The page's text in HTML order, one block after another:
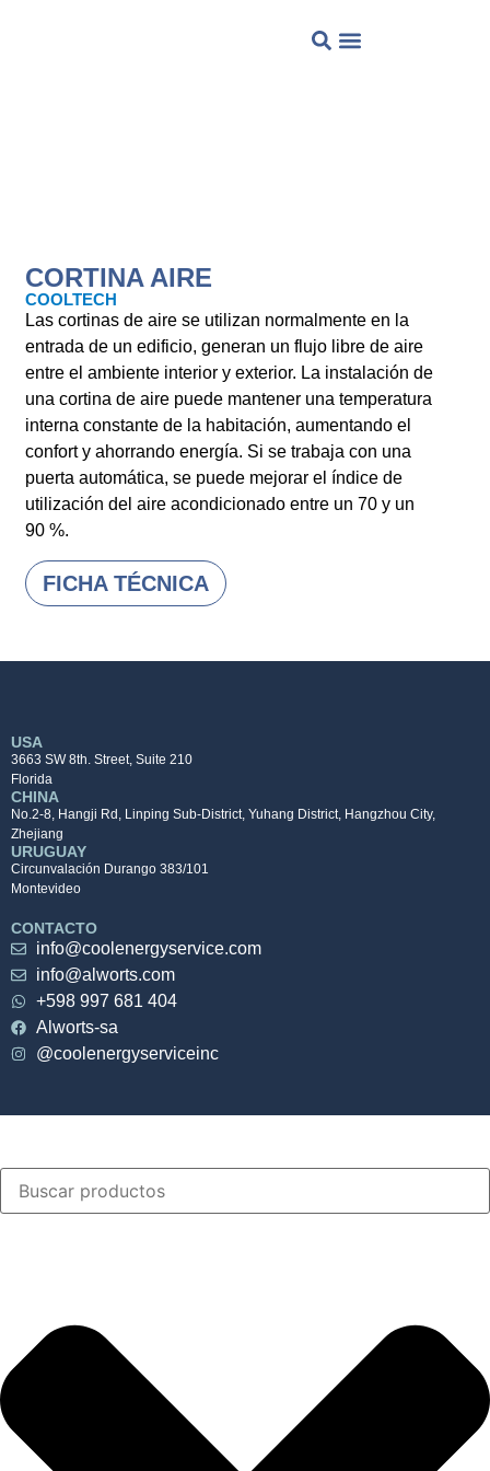
CORTINA AIRE
COOLTECH
Las cortinas de aire se utilizan normalmente en la
entrada de un edificio, generan un flujo libre de aire
entre el ambiente interior y exterior. La instalación de
una cortina de aire puede mantener una temperatura
interna constante de la habitación, aumentando el
confort y ahorrando energía. Si se trabaja con una
puerta automática, se puede mejorar el índice de
utilización del aire acondicionado entre un 70 y un
90 %.
FICHA TÉCNICA
USA
3663 SW 8th. Street, Suite 210
Florida
CHINA
No.2-8, Hangji Rd, Linping Sub-District, Yuhang District, Hangzhou City,
Zhejiang
URUGUAY
Circunvalación Durango 383/101
Montevideo
CONTACTO
info@coolenergyservice.com
info@alworts.com
+598 997 681 404
Alworts-sa
@coolenergyserviceinc